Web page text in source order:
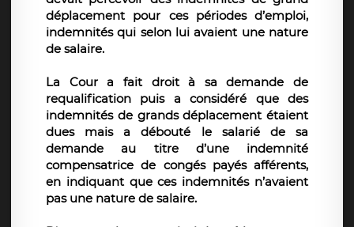
déplacement pour ces périodes d’emploi,
indemnités qui selon lui avaient une nature
de salaire.
La Cour a fait droit à sa demande de
requalification puis a considéré que des
indemnités de grands déplacement étaient
dues mais a débouté le salarié de sa
demande au titre d’une indemnité
compensatrice de congés payés afférents,
en indiquant que ces indemnités n’avaient
pas une nature de salaire.